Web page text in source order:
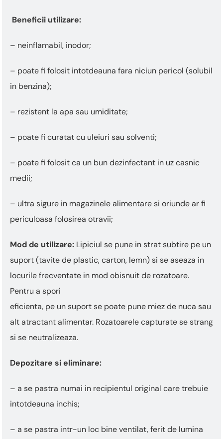
Beneficii utilizare:
– neinflamabil, inodor;
– poate fi folosit intotdeauna fara niciun pericol (solubil
in benzina);
– rezistent la apa sau umiditate;
– poate fi curatat cu uleiuri sau solventi;
– poate fi folosit ca un bun dezinfectant in uz casnic
medii;
– ultra sigure in magazinele alimentare si oriunde ar fi
periculoasa folosirea otravii;
Mod de utilizare: Lipiciul se pune in strat subtire pe un
suport (tavite de plastic, carton, lemn) si se aseaza in
locurile frecventate in mod obisnuit de rozatoare.
Pentru a spori
eficienta, pe un suport se poate pune miez de nuca sau
alt atractant alimentar. Rozatoarele capturate se strang
si se neutralizeaza.
Depozitare si eliminare:
– a se pastra numai in recipientul original care trebuie
intotdeauna inchis;
– a se pastra intr-un loc bine ventilat, ferit de lumina